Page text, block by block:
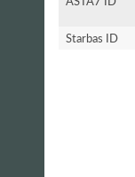
Starbas ID